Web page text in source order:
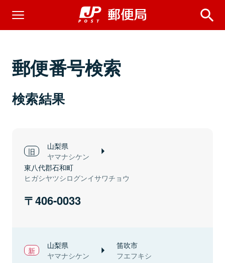
郵便番号検索
検索結果
山梨県
ヤマナシケン
東八代郡石和町
ヒガシヤツシログンイサワチョウ
406-0033
山梨県
ヤマナシケン
笛吹市
フエフキシ